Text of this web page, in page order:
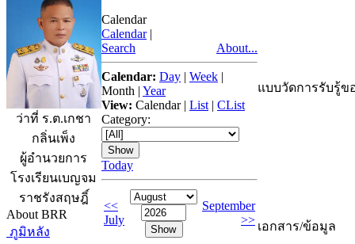
ว่าที่ ร.ต.เกชา
กลิ่นเพ็ง
ผู้อำนวยการ
โรงเรียนเบญจม
ราชรังสฤษฎิ์
About BRR
ภูมิหลัง
Calendar
Calendar |
Search
About...
Calendar: Day | Week |
Month | Year
View: Calendar| List | CList
Category:
Today
<<
July
September
>>
แบบวัดการรับรู้ข
เอกสาร/ข้อมูล